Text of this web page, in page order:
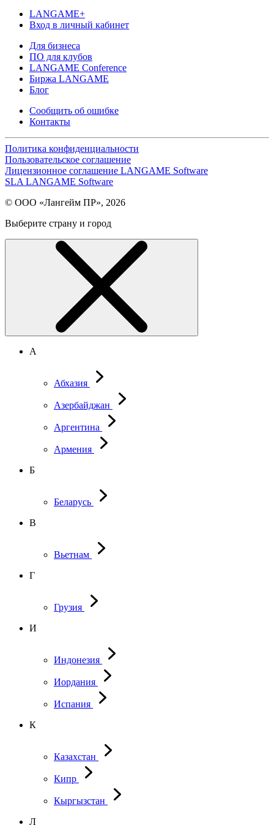
LANGAME+
Вход в личный кабинет
Для бизнеса
ПО для клубов
LANGAME Conference
Биржа LANGAME
Блог
Сообщить об ошибке
Контакты
Политика конфиденциальности
Пользовательское соглашение
Лицензионное соглашение LANGAME Software
SLA LANGAME Software
© ООО «Лангейм ПР», 2026
Выберите страну и город
А
Абхазия
Азербайджан
Аргентина
Армения
Б
Беларусь
В
Вьетнам
Г
Грузия
И
Индонезия
Иордания
Испания
К
Казахстан
Кипр
Кыргызстан
Л